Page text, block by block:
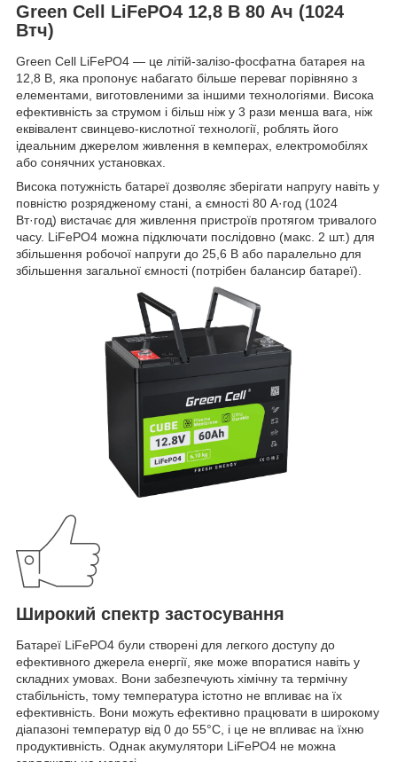
Green Cell LiFePO4 12,8 В 80 Ач (1024
Втч)
Green Cell LiFePO4 — це літій-залізо-фосфатна батарея на
12,8 В, яка пропонує набагато більше переваг порівняно з
елементами, виготовленими за іншими технологіями. Висока
ефективність за струмом і більш ніж у 3 рази менша вага, ніж
еквівалент свинцево-кислотної технології, роблять його
ідеальним джерелом живлення в кемперах, електромобілях
або сонячних установках.
Висока потужність батареї дозволяє зберігати напругу навіть у
повністю розрядженому стані, а ємності 80 А·год (1024
Вт·год) вистачає для живлення пристроїв протягом тривалого
часу. LiFePO4 можна підключати послідовно (макс. 2 шт.) для
збільшення робочої напруги до 25,6 В або паралельно для
збільшення загальної ємності (потрібен балансир батареї).
Широкий спектр застосування
Батареї LiFePO4 були створені для легкого доступу до
ефективного джерела енергії, яке може впоратися навіть у
складних умовах. Вони забезпечують хімічну та термічну
стабільність, тому температура істотно не впливає на їх
ефективність. Вони можуть ефективно працювати в широкому
діапазоні температур від 0 до 55°C, і це не впливає на їхню
продуктивність. Однак акумулятори LiFePO4 не можна